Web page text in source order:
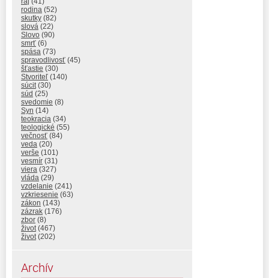
rodina (52)
skutky (82)
slová (22)
Slovo (90)
smrť (6)
spása (73)
spravodlivosť (45)
šťastie (30)
Stvoriteľ (140)
súcit(30)
súd (25)
svedomie (8)
Syn (14)
teokracia (34)
teologické (55)
večnosť (84)
veda (20)
verše (101)
vesmír (31)
viera (327)
vláda (29)
vzdelanie (241)
vzkriesenie (63)
zákon (143)
zázrak (176)
zbor (8)
život(467)
život(202)
Archív